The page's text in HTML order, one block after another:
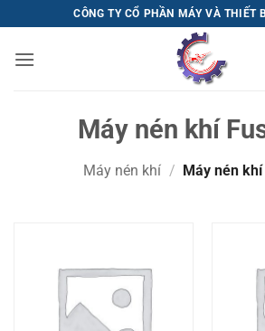
qua
nội
CÔNG TY CỔ PHẦN MÁY VÀ THIẾT
Máy nén khí
Máy nén khí / Máy nén